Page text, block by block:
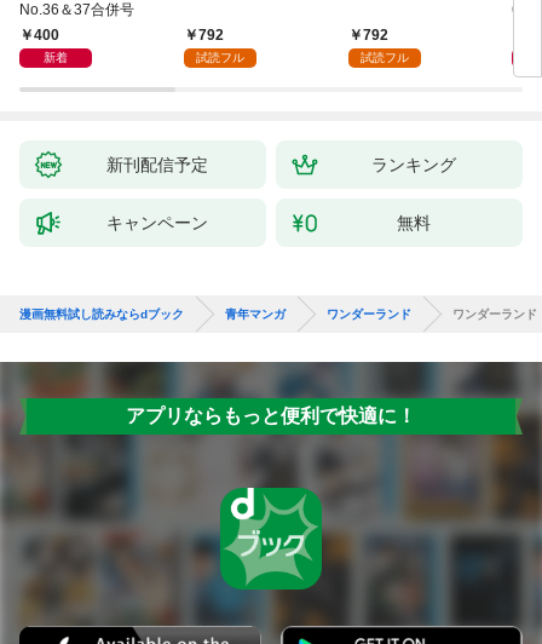
No.36＆37合併号
400
新着
792
試読フル
792
試読フル
6・
新刊配信予定 ランキング
キャンペーン 無料
漫画無料試し読みならdブック 青年マンガ ワンダーランド ワンダーランド
アプリならもっと便利で快適に！